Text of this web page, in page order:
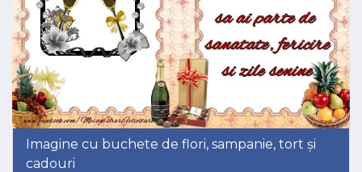
Imagine cu buchete de flori, sampanie, tort și
cadouri